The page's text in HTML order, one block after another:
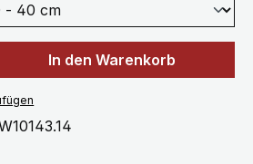
Gib den
In den Warenkorb